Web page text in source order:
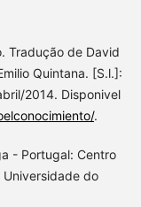
Tradução de David
Quintana. [S.l.]:
2014. Disponivel
.
- Portugal: Centro
Universidade do